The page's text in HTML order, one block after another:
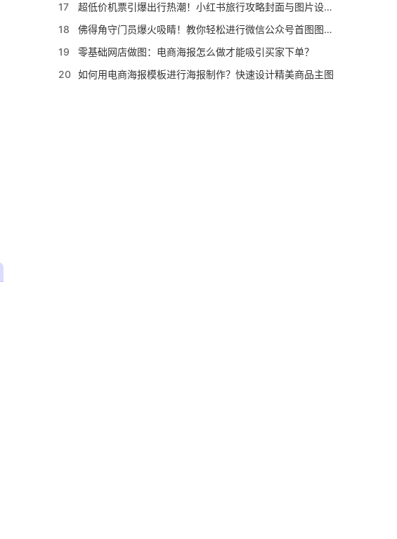
17
超低价机票引爆出行热潮！小红书旅行攻略封面与图片设计指南
18
佛得角守门员爆火吸睛！教你轻松进行微信公众号首图图片设计
19
零基础网店做图：电商海报怎么做才能吸引买家下单？
20 如何用电商海报模板进行海报制作？快速设计精美商品主图